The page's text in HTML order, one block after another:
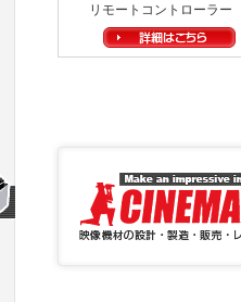
リモートコントローラー